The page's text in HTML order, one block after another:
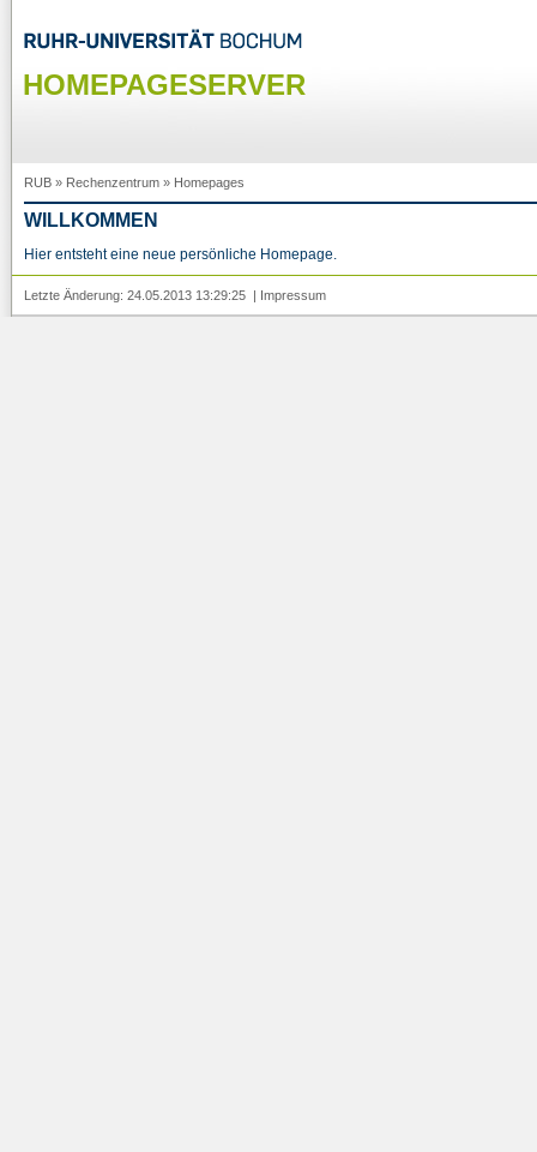
HOMEPAGESERVER
RUB » Rechenzentrum » Homepages
WILLKOMMEN
Hier entsteht eine neue persönliche Homepage.
Letzte Änderung: 24.05.2013 13:29:25 | Impressum